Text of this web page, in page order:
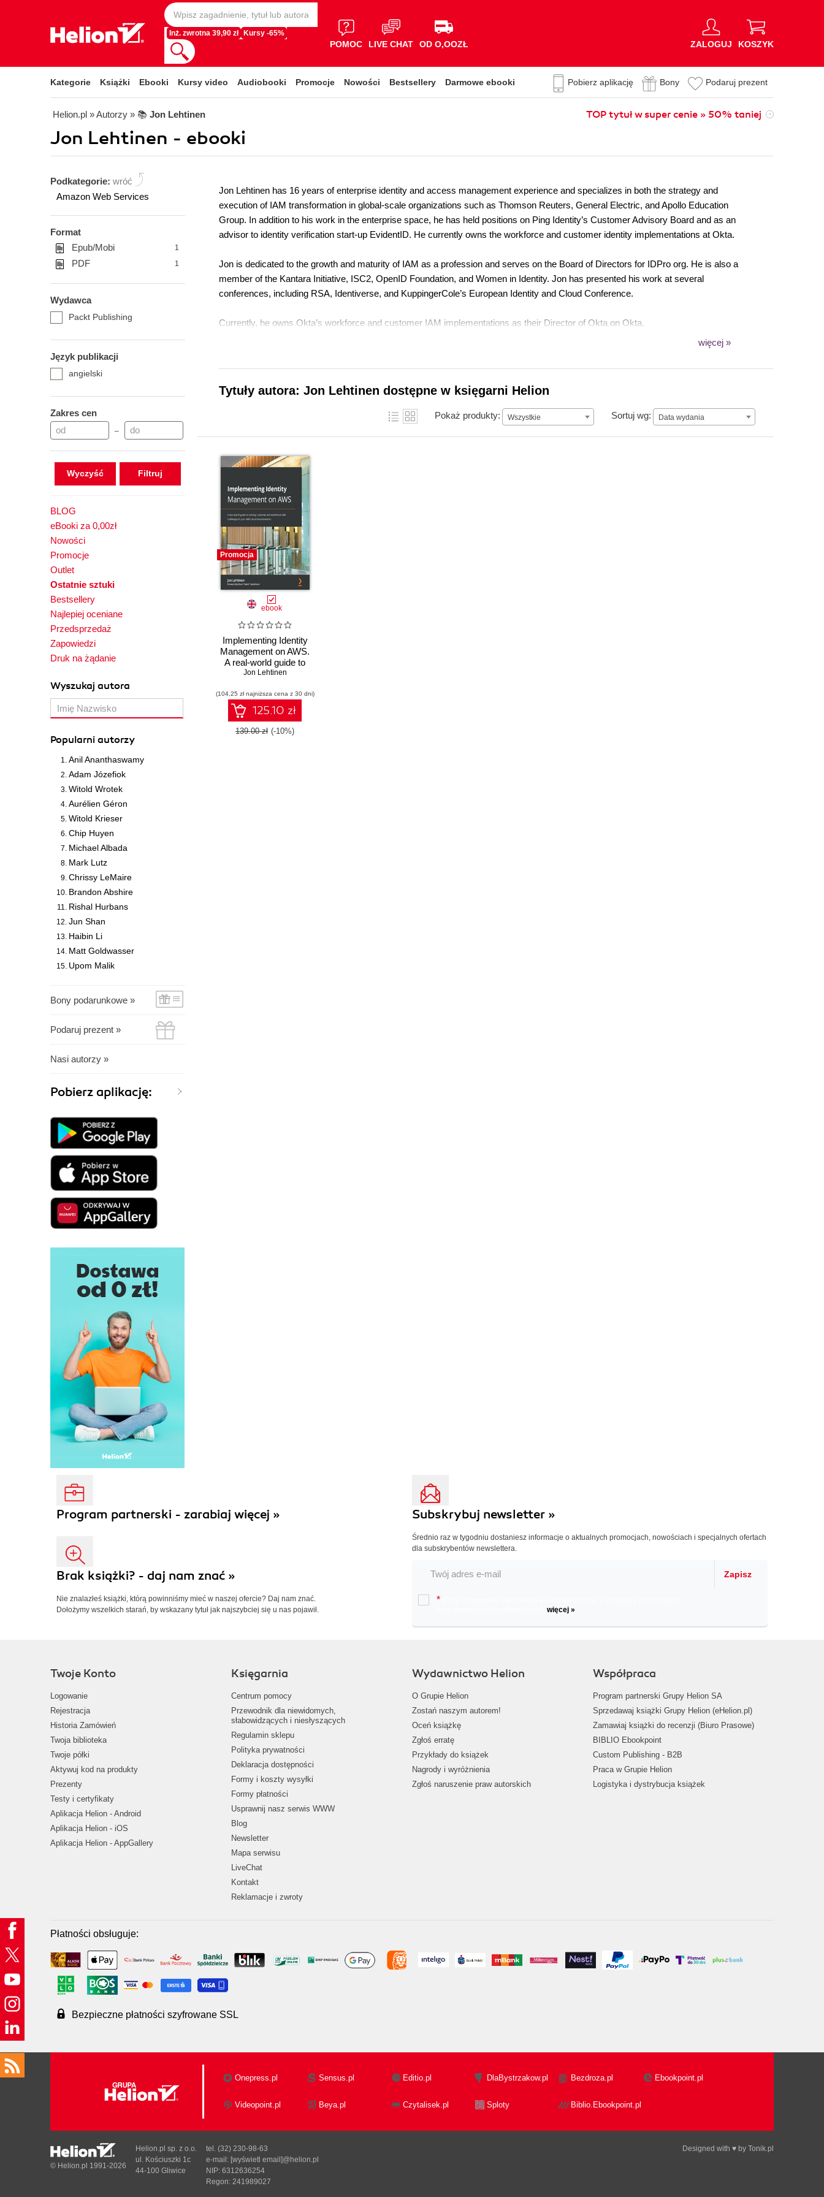
Inż. zwrotna 39,90 zł Kursy -65%
POMOC LIVE CHAT OD O,OOZŁ ZALOGUJ KOSZYK
Kategorie Książki Ebooki Kursy video Audiobooki Promocje Nowości Bestsellery Darmowe ebooki Pobierz aplikację Bony Podaruj prezent
Helion.pl » Autorzy » 📚 Jon Lehtinen TOP tytuł w super cenie » 50% taniej
Jon Lehtinen - ebooki
Podkategorie: wróć
Amazon Web Services
Format
Epub/Mobi
1
PDF 1
Wydawca
Packt Publishing
Język publikacji
angielski
Zakres cen
–
Wyczyść
BLOG
eBooki za 0,00zł
Nowości
Promocje
Outlet
Ostatnie sztuki
Bestsellery
Najlepiej oceniane
Przedsprzedaż
Zapowiedzi
Druk na żądanie
Wyszukaj autora
Popularni autorzy
Anil Ananthaswamy
Adam Józefiok
Witold Wrotek
Aurélien Géron
Witold Krieser
Chip Huyen
Michael Albada
Mark Lutz
Chrissy LeMaire
Brandon Abshire
Rishal Hurbans
Jun Shan
Haibin Li
Matt Goldwasser
Upom Malik
Bony podarunkowe »
Podaruj prezent »
Nasi autorzy »
Pobierz aplikację:
Jon Lehtinen has 16 years of enterprise identity and access management experience and specializes in both the strategy and
execution of IAM transformation in global-scale organizations such as Thomson Reuters, General Electric, and Apollo Education
Group. In addition to his work in the enterprise space, he has held positions on Ping Identity’s Customer Advisory Board and as an
advisor to identity verification start-up EvidentID. He currently owns the workforce and customer identity implementations at Okta.
Jon is dedicated to the growth and maturity of IAM as a profession and serves on the Board of Directors for IDPro org. He is also a
member of the Kantara Initiative, ISC2, OpenID Foundation, and Women in Identity. Jon has presented his work at several
conferences, including RSA, Identiverse, and KuppingerCole’s European Identity and Cloud Conference.
Currently, he owns Okta’s workforce and customer IAM implementations as their Director of Okta on Okta.
więcej »
Tytuły autora: Jon Lehtinen dostępne w księgarni Helion
Pokaż produkty: Wszystkie Sortuj wg: Data wydania
Data wydania
Promocja
ebook
Implementing Identity
Management on AWS.
A real-world guide to
solving customer and
challenges in your AWS
cloud environments
Jon Lehtinen
(104,25 zł najniższa cena z 30 dni)
125.10 zł
139.00 zł (-10%)
Program partnerski - zarabiaj więcej »
Brak książki? - daj nam znać »
Nie znalazłeś książki, którą powinniśmy mieć w naszej ofercie? Daj nam znać.
Dołożymy wszelkich starań, by wskazany tytuł jak najszybciej się u nas pojawił.
Subskrybuj newsletter »
Średnio raz w tygodniu dostaniesz informacje o aktualnych promocjach, nowościach i specjalnych ofertach
dla subskrybentów newslettera.
Zapisz
*
więcej »
Twoje Konto
Logowanie
Rejestracja
Historia Zamówień
Twoja biblioteka
Twoje półki
Aktywuj kod na produkty
Prezenty
Testy i certyfikaty
Aplikacja Helion - Android
Aplikacja Helion - iOS
Aplikacja Helion - AppGallery
Księgarnia
Centrum pomocy
Przewodnik dla niewidomych,
słabowidzących i niesłyszących
Regulamin sklepu
Polityka prywatności
Deklaracja dostępności
Formy i koszty wysyłki
Formy płatności
Usprawnij nasz serwis WWW
Blog
Newsletter
Mapa serwisu
LiveChat
Kontakt
Reklamacje i zwroty
Wydawnictwo Helion
O Grupie Helion
Zostań naszym autorem!
Oceń książkę
Zgłoś erratę
Przykłady do książek
Nagrody i wyróżnienia
Zgłoś naruszenie praw autorskich
Współpraca
Program partnerski Grupy Helion SA
Sprzedawaj książki Grupy Helion (eHelion.pl)
Zamawiaj książki do recenzji (Biuro Prasowe)
BIBLIO Ebookpoint
Custom Publishing - B2B
Praca w Grupie Helion
Logistyka i dystrybucja książek
Płatności obsługuje:
Bezpieczne płatności szyfrowane SSL
Onepress.pl Sensus.pl Editio.pl DlaBystrzakow.pl Bezdroza.pl Ebookpoint.pl
Videopoint.pl Beya.pl Czytalisek.pl Sploty Biblio.Ebookpoint.pl
Designed with ♥ by Tonik.pl
© Helion.pl 1991-2026
Helion.pl sp. z o.o.
ul. Kościuszki 1c
44-100 Gliwice
tel. (32) 230-98-63
e-mail: [wyświetl email]@helion.pl
NIP: 6312636254
Regon: 241989027